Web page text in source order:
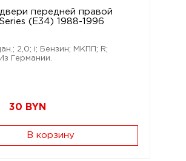
передней правой
(E34) 1988-1996
2,0; i; Бензин; МКПП; R;
Германии.
30 BYN
В корзину